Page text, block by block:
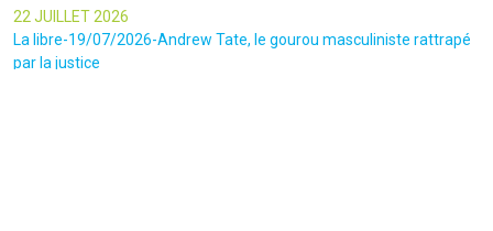
22 JUILLET 2026
La libre-19/07/2026-Andrew Tate, le gourou masculiniste rattrapé
par la justice